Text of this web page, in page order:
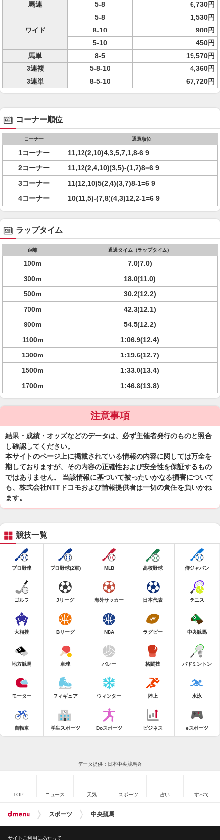
馬連
5-8 6,730円
ワイド
5-8
1,530円
8-10
900円
5-10
450円
馬単
8-5
19,570円
3連複
5-8-10
4,360円
3連単
8-5-10 67,720円
コーナー順位
コーナー 通過順位
1コーナー
11,12(2,10)4,3,5,7,1,8-6 9
2コーナー
11,12(2,4,10)(3,5)-(1,7)8=6 9
3コーナー
11(12,10)5(2,4)(3,7)8-1=6 9
4コーナー
10(11,5)-(7,8)(4,3)12,2-1=6 9
ラップタイム
距離 通過タイム（ラップタイム）
100m
7.0(7.0)
300m
18.0(11.0)
500m
30.2(12.2)
700m
42.3(12.1)
900m
54.5(12.2)
1100m
1:06.9(12.4)
1300m
1:19.6(12.7)
1500m
1:33.0(13.4)
1700m
1:46.8(13.8)
注意事項
結果・成績・オッズなどのデータは、必ず主催者発行のものと照合
し確認してください。
本サイトのページ上に掲載されている情報の内容に関しては万全を
期しておりますが、その内容の正確性および安全性を保証するもの
ではありません。 当該情報に基づいて被ったいかなる損害について
も、株式会社NTTドコモおよび情報提供者は一切の責任を負いかね
ます。
競技一覧
プロ野球 プロ野球(2軍) MLB 高校野球 侍ジャパン
ゴルフ Jリーグ 海外サッカー 日本代表 テニス
大相撲 Bリーグ NBA ラグビー 中央競馬
地方競馬 卓球 バレー 格闘技 バドミントン
モーター フィギュア ウィンター 陸上 水泳
自転車 学生スポーツ Doスポーツ ビジネス eスポーツ
データ提供：日本中央競馬会
TOP ニュース 天気 スポーツ 占い すべて
スポーツ 中央競馬
サイトご利用にあたって